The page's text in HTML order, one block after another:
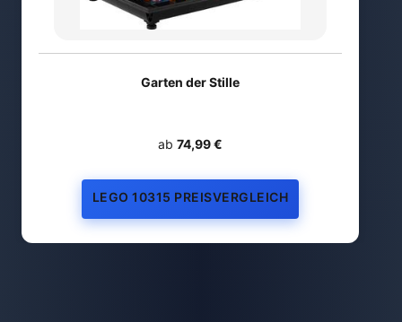
Garten der Stille
ab 74,99 €
LEGO 10315 PREISVERGLEICH